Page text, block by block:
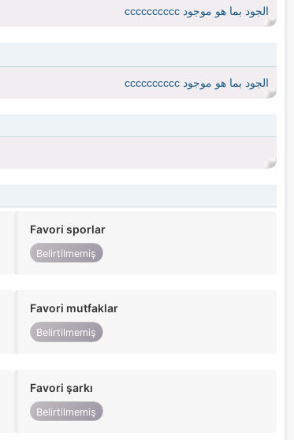
الجود بما هو موجود cccccccccc
الجود بما هو موجود cccccccccc
Favori sporlar
Belirtilmemiş
Favori mutfaklar
Belirtilmemiş
Favori şarkı
Belirtilmemiş